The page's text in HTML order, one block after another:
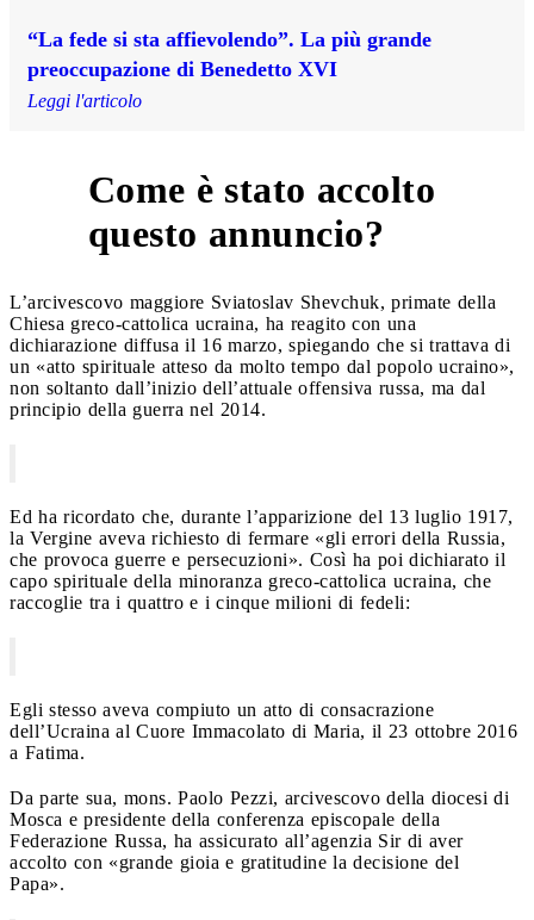
“La fede si sta affievolendo”. La più grande
preoccupazione di Benedetto XVI
Leggi l'articolo
Come è stato accolto
questo annuncio?
L’arcivescovo maggiore Sviatoslav Shevchuk, primate della
Chiesa greco-cattolica ucraina, ha reagito con una
dichiarazione diffusa il 16 marzo, spiegando che si trattava di
un «atto spirituale atteso da molto tempo dal popolo ucraino»,
non soltanto dall’inizio dell’attuale offensiva russa, ma dal
principio della guerra nel 2014.
Ed ha ricordato che, durante l’apparizione del 13 luglio 1917,
la Vergine aveva richiesto di fermare «gli errori della Russia,
che provoca guerre e persecuzioni». Così ha poi dichiarato il
capo spirituale della minoranza greco-cattolica ucraina, che
raccoglie tra i quattro e i cinque milioni di fedeli:
Egli stesso aveva compiuto un atto di consacrazione
dell’Ucraina al Cuore Immacolato di Maria, il 23 ottobre 2016
a Fatima.
Da parte sua, mons. Paolo Pezzi, arcivescovo della diocesi di
Mosca e presidente della conferenza episcopale della
Federazione Russa, ha assicurato all’agenzia Sir di aver
accolto con «grande gioia e gratitudine la decisione del
Papa».